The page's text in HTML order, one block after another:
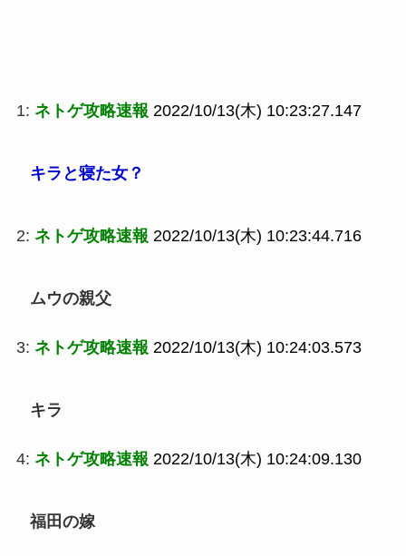
1: ネトゲ攻略速報 2022/10/13(木) 10:23:27.147
キラと寝た女？
2: ネトゲ攻略速報 2022/10/13(木) 10:23:44.716
ムウの親父
3: ネトゲ攻略速報 2022/10/13(木) 10:24:03.573
キラ
4: ネトゲ攻略速報 2022/10/13(木) 10:24:09.130
福田の嫁